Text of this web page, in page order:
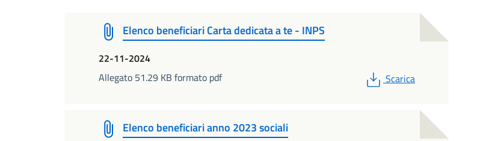
Elenco beneficiari Carta dedicata a te - INPS
22-11-2024
Allegato 51.29 KB formato pdf
PDF
Scarica
Elenco beneficiari anno 2023 sociali